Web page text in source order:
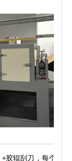
+胶辊刮刀，每个辊